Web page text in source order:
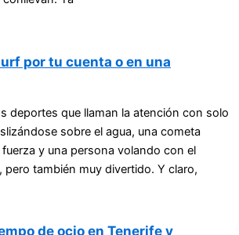
por tu cuenta o en una
deportes que llaman la atención con solo
sobre el agua, una cometa
y una persona volando con el
pero también muy divertido. Y claro,
de ocio en Tenerife y